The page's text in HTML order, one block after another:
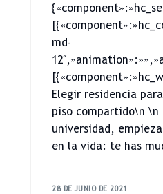
md-
Elegir residencia
piso compartido\n \n
universidad,
en la vida: te has
28 DE JUNIO DE 2021